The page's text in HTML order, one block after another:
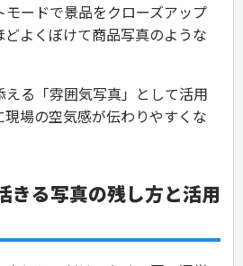
ードで景品をクローズアップ
どよくぼけて商品写真のような
る「雰囲気写真」として活用
場の空気感が伝わりやすくな
きる写真の残し方と活用